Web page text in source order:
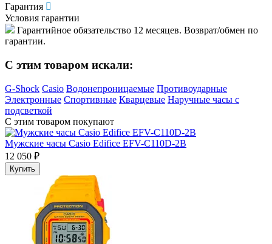
Гарантия
Условия гарантии
Гарантийное обязательство 12 месяцев. Возврат/обмен по
гарантии.
C этим товаром искали:
G-Shock Casio Водонепроницаемые Противоударные
Электронные Спортивные Кварцевые Наручные часы с
подсветкой
С этим товаром покупают
Мужские часы Casio Edifice EFV-C110D-2B
12 050 ₽
Купить